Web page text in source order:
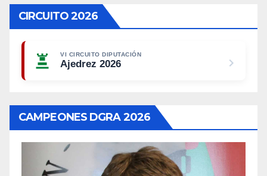
CIRCUITO 2026
VI CIRCUITO DIPUTACIÓN
Ajedrez 2026
CAMPEONES DGRA 2026